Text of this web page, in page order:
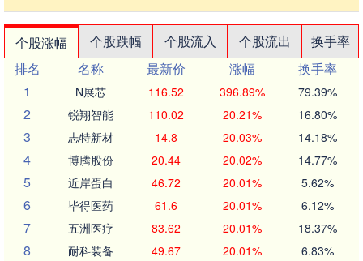
个股涨幅 个股跌幅 个股流入 个股流出
换手率
排名
名称 最新价 涨幅
换手率
1
N展芯 116.52 396.89% 79.39%
2 锐翔智能 110.02 20.21% 16.80%
3 志特新材 14.8 20.03% 14.18%
4 博腾股份 20.44 20.02% 14.77%
5 近岸蛋白 46.72 20.01% 5.62%
6 毕得医药 61.6 20.01% 6.12%
7 五洲医疗 83.62 20.01% 18.37%
8 耐科装备 49.67 20.01% 6.83%